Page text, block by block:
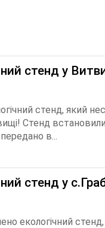
стенд у
стенд, який
Стенд
в...
стенд у
екологічний